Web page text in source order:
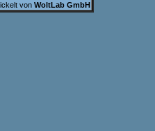
von WoltLab GmbH